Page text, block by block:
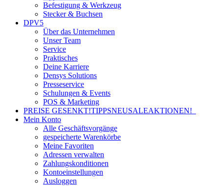
Befestigung & Werkzeug
Stecker & Buchsen
DPV5
Über das Unternehmen
Unser Team
Service
Praktisches
Deine Karriere
Densys Solutions
Presseservice
Schulungen & Events
POS & Marketing
PREISE GESENKT!TIPPSNEUSALEAKTIONEN!
Mein Konto
Alle Geschäftsvorgänge
gespeicherte Warenkörbe
Meine Favoriten
Adressen verwalten
Zahlungskonditionen
Kontoeinstellungen
Ausloggen